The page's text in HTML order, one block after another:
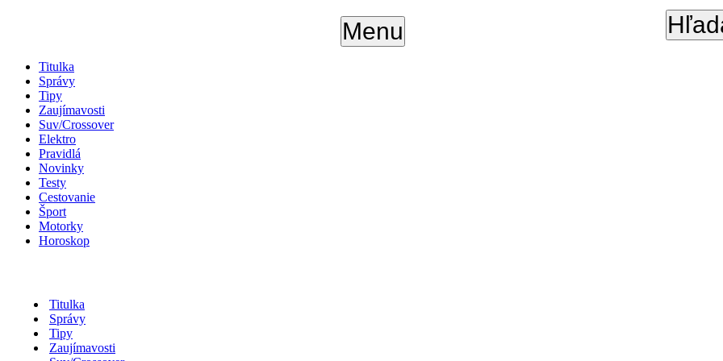
Menu
Titulka
Správy
Tipy
Zaujímavosti
Suv/Crossover
Elektro
Pravidlá
Novinky
Testy
Cestovanie
Šport
Motorky
Horoskop
Titulka
Správy
Tipy
Zaujímavosti